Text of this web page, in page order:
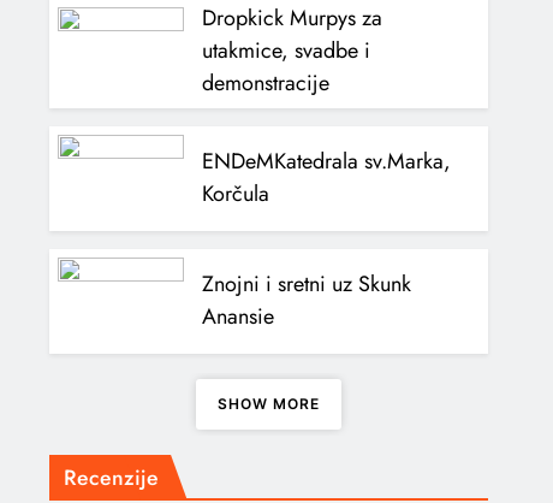
Dropkick Murpys za
utakmice, svadbe i
demonstracije
ENDeMKatedrala sv.Marka,
Korčula
Znojni i sretni uz Skunk
Anansie
SHOW MORE
Recenzije